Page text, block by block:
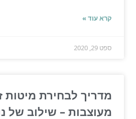
קרא עוד »
ספט 29, 2020
מדריך לבחירת מיטות
מעוצבות – שילוב של